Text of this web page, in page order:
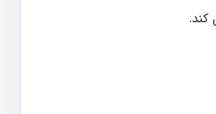
کند.